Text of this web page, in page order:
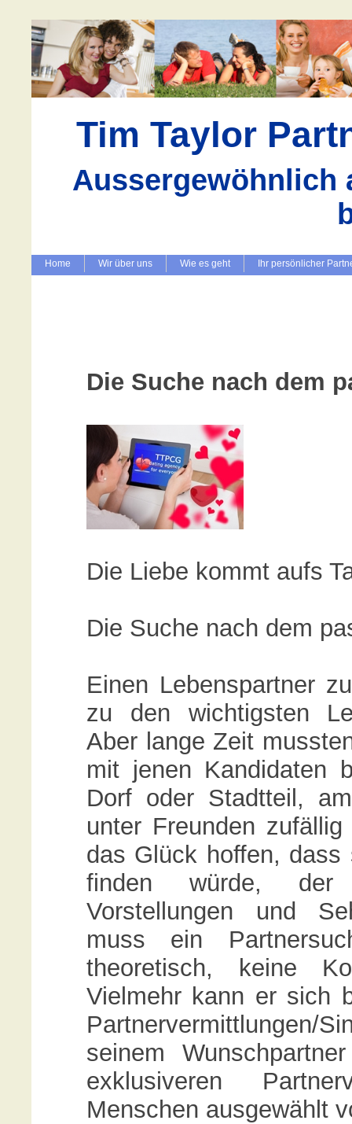
Tim Taylor
Aussergewöhnlich
Home Wir über uns Wie es geht Ihr persönlicher
Die Suche nach dem
Die Liebe kommt aufs
Die Suche nach dem
Einen Lebenspartner
zu den wichtigsten
Aber lange Zeit
mit jenen Kandidaten
Dorf oder Stadtteil,
unter Freunden
das Glück hoffen,
finden würde, der
Vorstellungen und
muss ein
theoretisch, keine
Vielmehr kann er sich
Partnervermittlungen/
seinem
exklusiveren
Menschen ausgewählt